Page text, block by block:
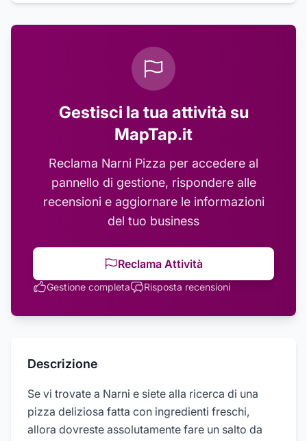
Gestisci la tua attività su
MapTap.it
Reclama Narni Pizza per accedere al
pannello di gestione, rispondere alle
recensioni e aggiornare le informazioni
del tuo business
Reclama Attività
Gestione completa Risposta recensioni
Descrizione
Se vi trovate a Narni e siete alla ricerca di una
pizza deliziosa fatta con ingredienti freschi,
allora dovreste assolutamente fare un salto da